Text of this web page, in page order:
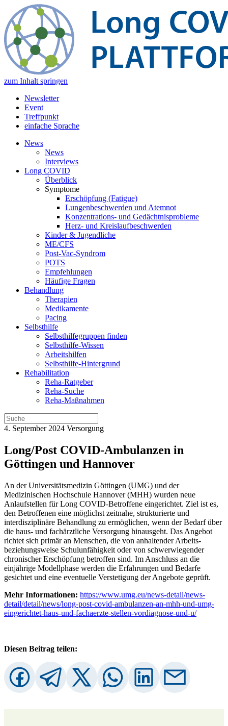
zum Inhalt springen
Newsletter
Event
Treffpunkt
einfache Sprache
News
News
Interviews
Long COVID
Überblick
Symptome
Erschöpfung (Fatigue)
Lungenbeschwerden und Atemnot
Konzentrations- und Gedächtnisprobleme
Herz- und Kreislaufbeschwerden
Kinder & Jugendliche
ME/CFS
Post-Vac-Syndrom
POTS
Empfehlungen
Häufige Fragen
Behandlung
Therapien
Medikamente
Pacing
Selbsthilfe
Selbsthilfegruppen finden
Selbsthilfe-Wissen
Arbeitshilfen
Selbsthilfe-Hintergrund
Rehabilitation
Reha-Ratgeber
Reha-Suche
Reha-Maßnahmen
4. September 2024 Versorgung
Long/Post COVID-Ambulanzen in
Göttingen und Hannover
An der Universitätsmedizin Göttingen (UMG) und der
Medizinischen Hochschule Hannover (MHH) wurden neue
Anlaufstellen für Long COVID-Betroffene eingerichtet. Ziel ist es,
den Betroffenen eine möglichst zeitnahe, strukturierte und
interdisziplinäre Behandlung zu ermöglichen, wenn der Bedarf über
die haus- und fachärztliche Versorgung hinausgeht. Das Angebot
richtet sich primär an Menschen, die von anhaltender Arbeits-
beziehungsweise Schulunfähigkeit oder von schwerwiegender
chronischer Erschöpfung betroffen sind. Im Anschluss an die
einjährige Modellphase werden die Erfahrungen und Bedarfe
gesichtet und eine eventuelle Verstetigung der Angebote geprüft.
Mehr Informationen: https://www.umg.eu/news-detail/news-
detail/detail/news/long-post-covid-ambulanzen-an-mhh-und-umg-
eingerichtet-haus-und-fachaerzte-stellen-vordiagnose-und-u/
Diesen Beitrag teilen: